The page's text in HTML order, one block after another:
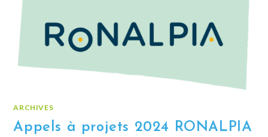
ARCHIVES
Appels à projets 2024 RONALPIA